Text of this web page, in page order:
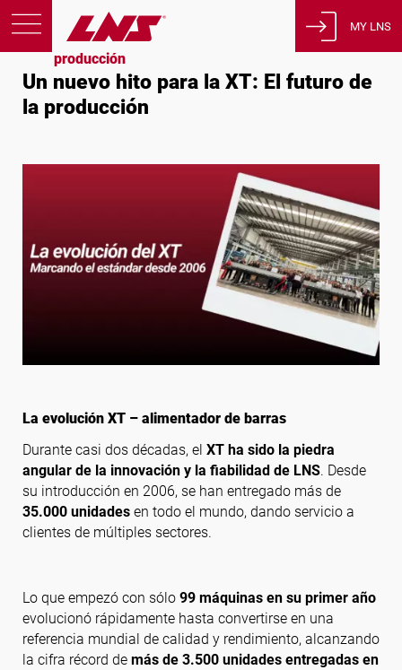
Inicio
Noticias
Un nuevo hito para la XT: El futuro de la
producción
Un nuevo hito para la XT: El futuro de
la producción
La evolución XT – alimentador de barras
Durante casi dos décadas, el XT ha sido la piedra
angular de la innovación y la fiabilidad de LNS. Desde
su introducción en 2006, se han entregado más de
35.000 unidadesen todo el mundo, dando servicio a
clientes de múltiples sectores.
Lo que empezó con sólo 99 máquinas en su primer año
evolucionó rápidamente hasta convertirse en una
referencia mundial de calidad y rendimiento, alcanzando
la cifra récord de más de 3.500 unidades entregadas en
Productos
Asistencia
Sobre nosotros
Política de privacidad
Síguenos
MY LNS